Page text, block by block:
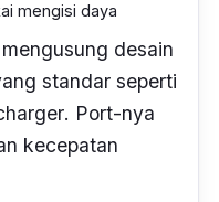
jari
kopong dan
mengisi daya
desain
standar seperti
. Port-nya
kecepatan